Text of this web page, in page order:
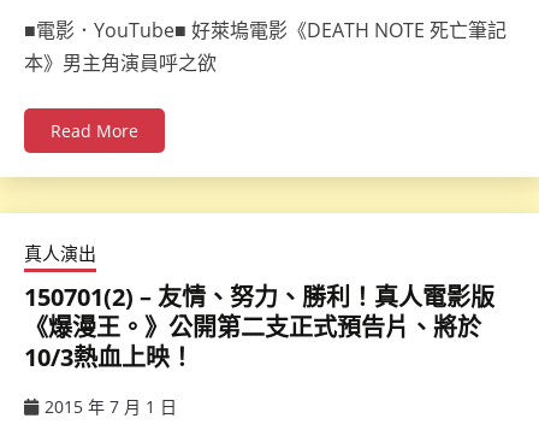
■電影．YouTube■ 好萊塢電影《DEATH NOTE 死亡筆記
本》男主角演員呼之欲
Read More
真人演出
150701(2) – 友情、努力、勝利！真人電影版
《爆漫王。》公開第二支正式預告片、將於
10/3熱血上映！
2015 年 7 月 1 日